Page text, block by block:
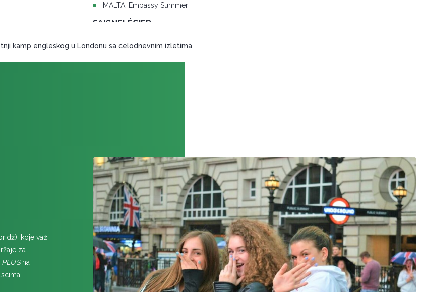
MALTA, Embassy Summer
SAIGNELÉGIER
kamp engleskog u Londonu sa celodnevnim izletima
koje važi
za
PLUSna